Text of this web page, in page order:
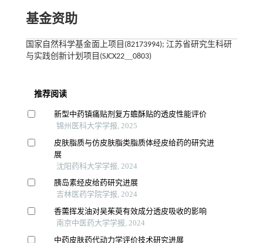
基金资助
国家自然科学基金面上项目(82173994); 江苏省研究生科研
与实践创新计划项目(SJCX22＿0803)